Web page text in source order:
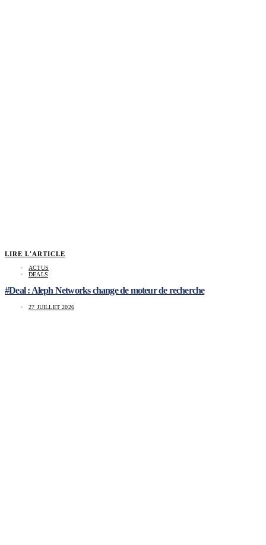
LIRE L'ARTICLE
ACTUS
DEALS
#Deal : Aleph Networks change de moteur de recherche
27 JUILLET 2026